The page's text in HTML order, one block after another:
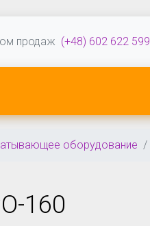
продаж (+48) 602 622 599
оборудование
160